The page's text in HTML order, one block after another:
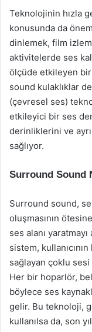
Teknolojinin hızla
konusunda da
dinlemek, film
aktivitelerde ses
ölçüde etkileyen
sound kulaklıklar
(çevresel ses)
etkileyici bir ses
derinliklerini ve
sağlıyor.
Surround Sound
Surround sound,
oluşmasının
ses alanı
sistem,
sağlayan çoklu sesi
Her bir hoparlör,
böylece ses
gelir. Bu teknoloji,
kullanılsa da, son